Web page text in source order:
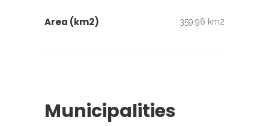
Area (km2) 359.96 km2
Municipalities